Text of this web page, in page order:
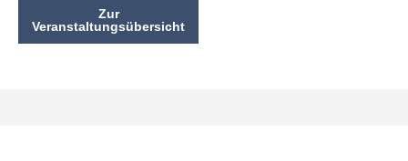
Zur
Veranstaltungsübersicht